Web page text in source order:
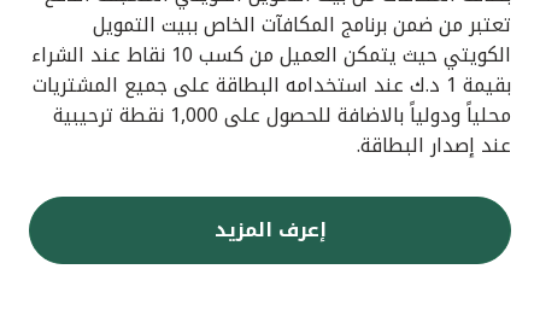
تعتبر من ضمن برنامج المكافآت الخاص ببيت التمويل
الكويتي حيث يتمكن العميل من كسب 10 نقاط عند الشراء
بقيمة 1 د.ك عند استخدامه البطاقة على جميع المشتريات
محلياً ودولياً بالاضافة للحصول على 1,000 نقطة ترحيبية
عند إصدار البطاقة.
إعرف المزيد